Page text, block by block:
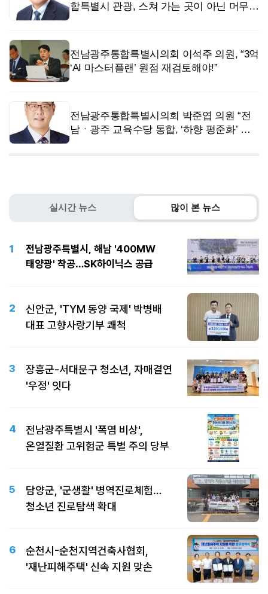
합특별시 관광, 스쳐 가는 곳이 아닌 머무는
전남광주통합특별시의회 이석주 의원, “3억
‘AI 마스터플랜’ 원점 재검토해야!”
전남광주통합특별시의회 박준엽 의원 “전
남ㆍ광주 교육수당 통합, ‘하향 평준화’ 절
실시간 뉴스 많이 본 뉴스
1
전남광주특별시, 해남 '400MW
태양광' 착공…SK하이닉스 공급
2
신안군, 'TYM 동양 국제' 박병배
대표 고향사랑기부 쾌척
3
장흥군-서대문구 청소년, 자매결연
'우정' 잇다
4
전남광주특별시 '폭염 비상',
온열질환 고위험군 특별 주의 당부
5
담양군, '군생활' 병역진로체험…
청소년 진로탐색 확대
6
순천시-순천지역건축사협회,
'재난피해주택' 신속 지원 맞손